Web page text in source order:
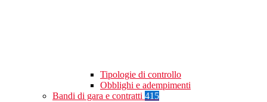
Tipologie di controllo
Obblighi e adempimenti
Bandi di gara e contratti 415